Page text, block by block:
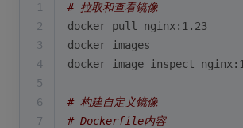
1
# 拉取和查看镜像
2
docker pull nginx:1.23
3
docker images
4
docker image inspect
5
6
# 构建自定义镜像
7
# Dockerfile内容